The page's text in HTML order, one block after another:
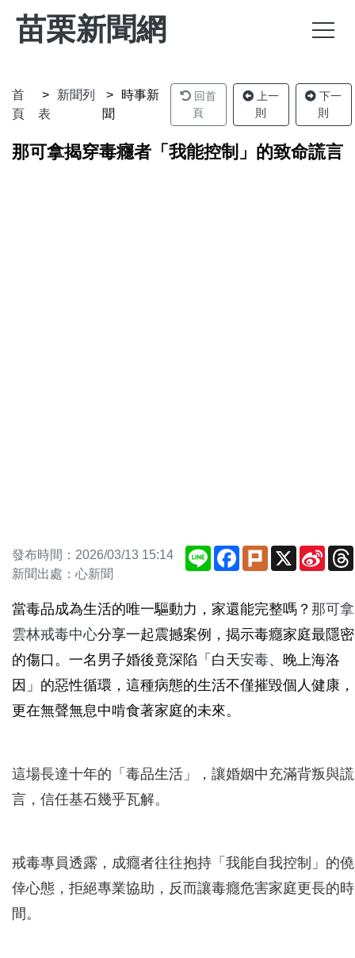
苗栗新聞網
首
頁
新聞列
表
時事新
聞
回首
頁
上一
則
下一
則
那可拿揭穿毒癮者「我能控制」的致命謊言
發布時間：2026/03/13 15:14
新聞出處：心新聞
Line Facebook
Plurk X
Sina
當毒品成為生活的唯一驅動力，家還能完整嗎？ 那可拿
雲林戒毒中心分享一起震撼案例，揭示毒癮家庭最隱密
的傷口。一名男子婚後竟深陷「白天安毒、晚上海洛
因」的惡性循環，這種病態的生活不僅摧毀個人健康，
更在無聲無息中啃食著家庭的未來。
這場長達十年的「毒品生活」，讓婚姻中充滿背叛與謊
言，信任基石幾乎瓦解。
戒毒專員透露，成癮者往往抱持「我能自我控制」的僥
倖心態，拒絕專業協助，反而讓毒癮危害家庭更長的時
間。